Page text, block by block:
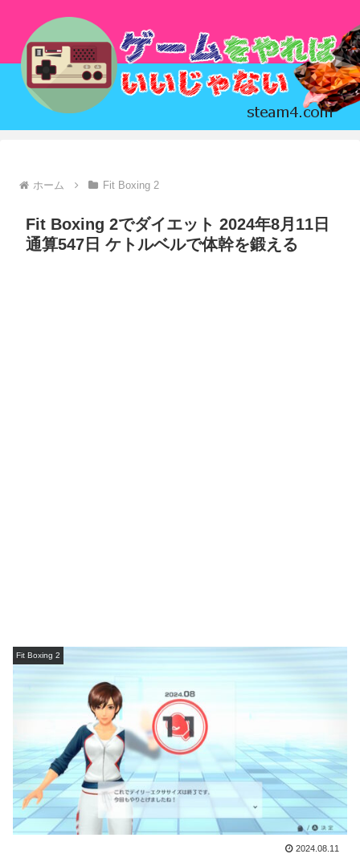
ホーム Fit Boxing 2
Fit Boxing 2でダイエット 2024年8月11日
通算547日 ケトルベルで体幹を鍛える
Fit Boxing 2
2024.08.11